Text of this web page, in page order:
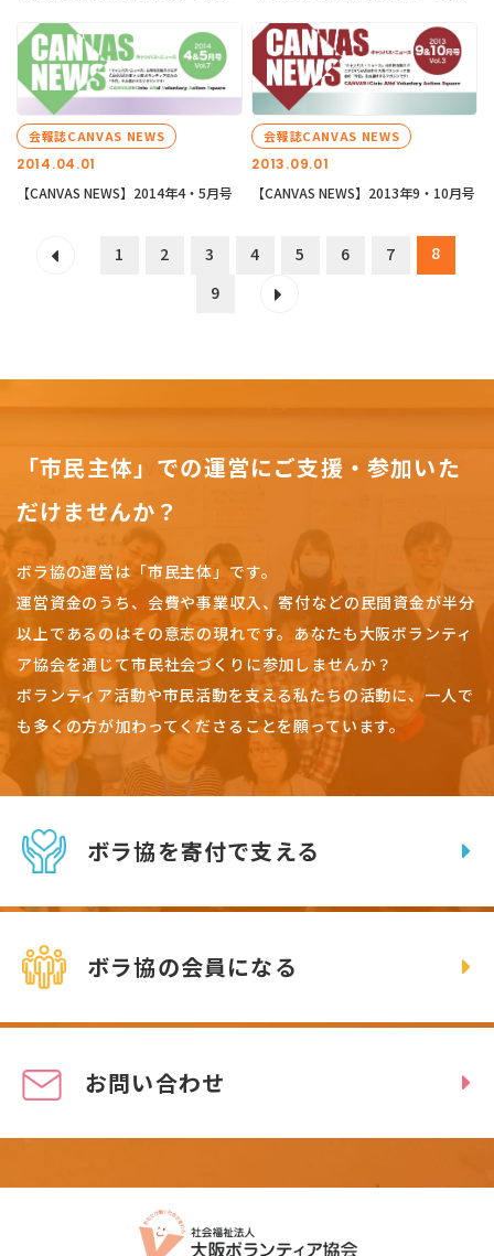
2014.04.01
会報誌CANVAS NEWS
【CANVAS NEWS】2014年4・5月号
2013.09.01
会報誌CANVAS NEWS
【CANVAS NEWS】2013年9・10月号
1 2 3 4 5 6 7
8
9
「市民主体」での運営にご支援・参加いた
だけませんか？
ボラ協の運営は「市民主体」です。
運営資金のうち、会費や事業収入、寄付などの民間資金が半分
以上であるのはその意志の現れです。 あなたも大阪ボランティ
ア協会を通じて市民社会づくりに参加しませんか？
ボランティア活動や市民活動を支える私たちの活動に、一人で
も多くの方が加わってくださることを願っています。
ボラ協を寄付で支える
ボラ協の会員になる
お問い合わせ